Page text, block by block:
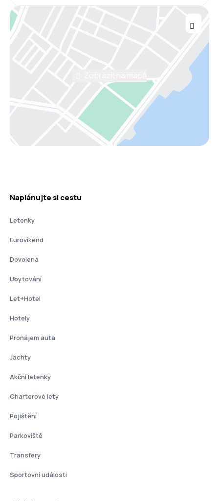
Naplánujte si cestu
Letenky
Eurovíkend
Dovolená
Ubytování
Let+Hotel
Hotely
Pronájem auta
Jachty
Akční letenky
Charterové lety
Pojištění
Parkoviště
Transfery
Sportovní události